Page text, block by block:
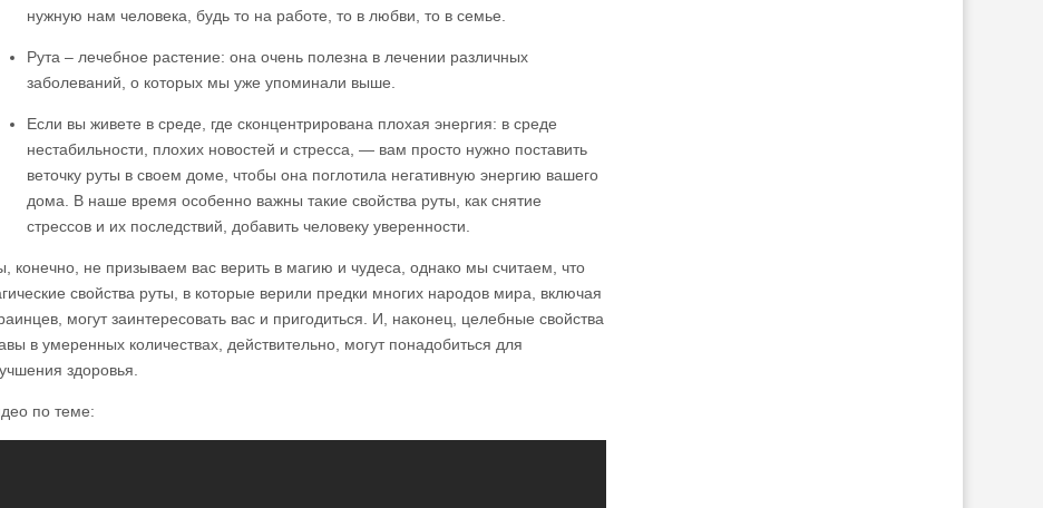
нужную нам человека, будь то на работе, то в любви, то в семье.
Рута – лечебное растение: она очень полезна в лечении различных
заболеваний, о которых мы уже упоминали выше.
Если вы живете в среде, где сконцентрирована плохая энергия: в среде
нестабильности, плохих новостей и стресса, — вам просто нужно поставить
веточку руты в своем доме, чтобы она поглотила негативную энергию вашего
дома. В наше время особенно важны такие свойства руты, как снятие
стрессов и их последствий, добавить человеку уверенности.
конечно, не призываем вас верить в магию и чудеса, однако мы считаем, что
свойства руты, в которые верили предки многих народов мира, включая
могут заинтересовать вас и пригодиться. И, наконец, целебные свойства
в умеренных количествах, действительно, могут понадобиться для
здоровья.
по теме: